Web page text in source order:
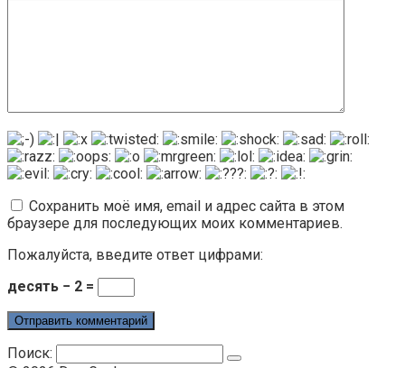
Сохранить моё имя, email и адрес сайта в этом
браузере для последующих моих комментариев.
Пожалуйста, введите ответ цифрами:
десять − 2 =
Поиск: